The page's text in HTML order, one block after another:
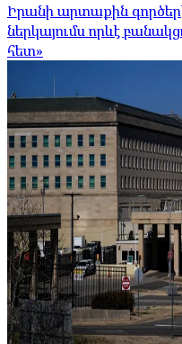
Իրանի արտաքին
ներկայումս որևէ
հետ»